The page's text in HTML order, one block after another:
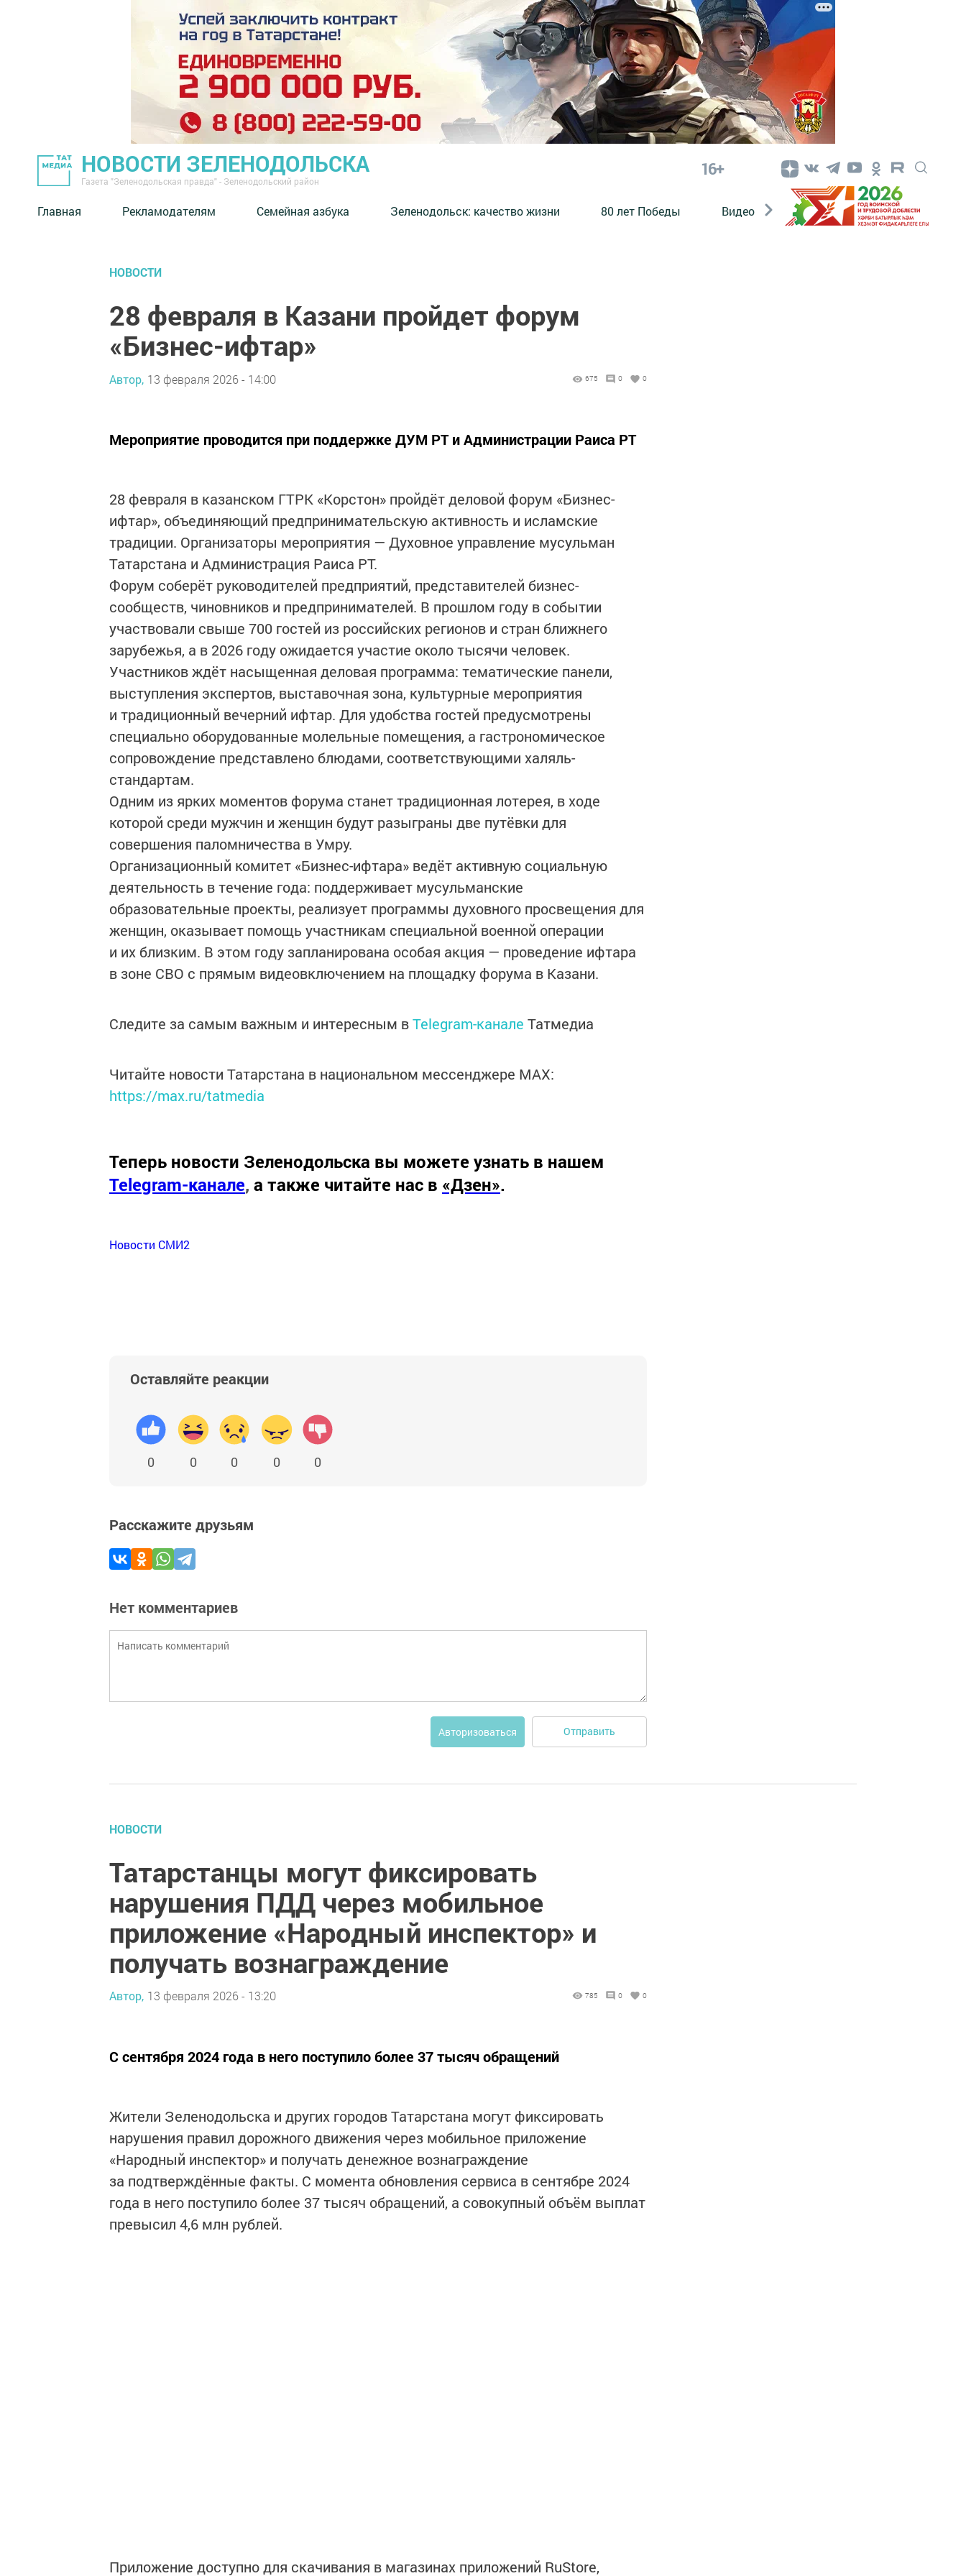
НОВОСТИ ЗЕЛЕНОДОЛЬСКА
Газета "Зеленодольская правда" - Зеленодольский район
16+
Главная Рекламодателям Семейная азбука ⁠Зеленодольск: качество жизни 80 лет Победы Видео Конкурсы ЭтноДети
НОВОСТИ
28 февраля в Казани пройдет форум
«Бизнес-ифтар»
Автор, 13 февраля 2026 - 14:00 675 0 0
Мероприятие проводится при поддержке ДУМ РТ и Администрации Раиса РТ
28 февраля в казанском ГТРК «Корстон» пройдёт деловой форум «Бизнес-
ифтар», объединяющий предпринимательскую активность и исламские
традиции. Организаторы мероприятия — Духовное управление мусульман
Татарстана и Администрация Раиса РТ.
Форум соберёт руководителей предприятий, представителей бизнес-
сообществ, чиновников и предпринимателей. В прошлом году в событии
участвовали свыше 700 гостей из российских регионов и стран ближнего
зарубежья, а в 2026 году ожидается участие около тысячи человек.
Участников ждёт насыщенная деловая программа: тематические панели,
выступления экспертов, выставочная зона, культурные мероприятия
и традиционный вечерний ифтар. Для удобства гостей предусмотрены
специально оборудованные молельные помещения, а гастрономическое
сопровождение представлено блюдами, соответствующими халяль-
стандартам.
Одним из ярких моментов форума станет традиционная лотерея, в ходе
которой среди мужчин и женщин будут разыграны две путёвки для
совершения паломничества в Умру.
Организационный комитет «Бизнес-ифтара» ведёт активную социальную
деятельность в течение года: поддерживает мусульманские
образовательные проекты, реализует программы духовного просвещения для
женщин, оказывает помощь участникам специальной военной операции
и их близким. В этом году запланирована особая акция — проведение ифтара
в зоне СВО с прямым видеовключением на площадку форума в Казани.
Следите за самым важным и интересным вTelegram-канале Татмедиа
Читайте новости Татарстана в национальном мессенджере MАХ:
https://max.ru/tatmedia
Теперь новости Зеленодольска вы можете узнать в нашем
Telegram-канале, а также читайте нас в «Дзен».
Новости СМИ2
Оставляйте реакции
0 0 0 0 0
Расскажите друзьям
Нет комментариев
Авторизоваться Отправить
НОВОСТИ
Татарстанцы могут фиксировать
нарушения ПДД через мобильное
приложение «Народный инспектор» и
получать вознаграждение
Автор, 13 февраля 2026 - 13:20 785 0 0
С сентября 2024 года в него поступило более 37 тысяч обращений
Жители Зеленодольска и других городов Татарстана могут фиксировать
нарушения правил дорожного движения через мобильное приложение
«Народный инспектор» и получать денежное вознаграждение
за подтверждённые факты. С момента обновления сервиса в сентябре 2024
года в него поступило более 37 тысяч обращений, а совокупный объём выплат
превысил 4,6 млн рублей.
Приложение доступно для скачивания в магазинах приложений RuStore,